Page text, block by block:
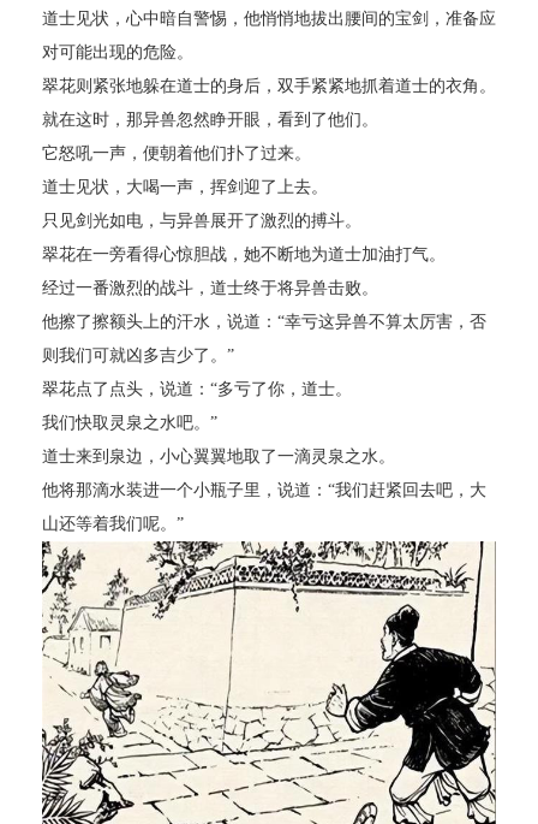
道士见状，心中暗自警惕，他悄悄地拔出腰间的宝剑，准备应
对可能出现的危险。
翠花则紧张地躲在道士的身后，双手紧紧地抓着道士的衣角。
就在这时，那异兽忽然睁开眼，看到了他们。
它怒吼一声，便朝着他们扑了过来。
道士见状，大喝一声，挥剑迎了上去。
只见剑光如电，与异兽展开了激烈的搏斗。
翠花在一旁看得心惊胆战，她不断地为道士加油打气。
经过一番激烈的战斗，道士终于将异兽击败。
他擦了擦额头上的汗水，说道：“幸亏这异兽不算太厉害，否
则我们可就凶多吉少了。”
翠花点了点头，说道：“多亏了你，道士。
我们快取灵泉之水吧。”
道士来到泉边，小心翼翼地取了一滴灵泉之水。
他将那滴水装进一个小瓶子里，说道：“我们赶紧回去吧，大
山还等着我们呢。”